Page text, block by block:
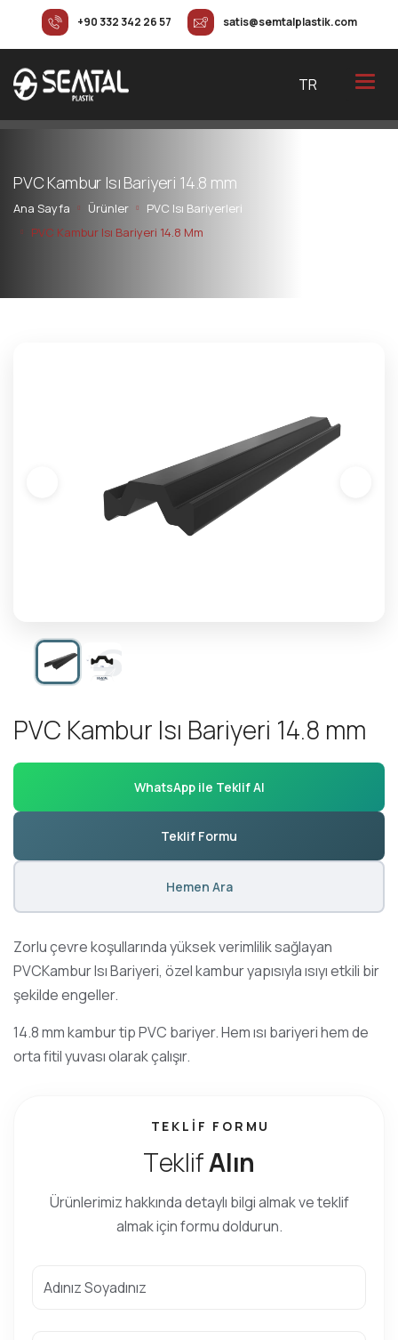
+90 332 342 26 57 satis@semtalplastik.com
TR
PVCKambur Isı Bariyeri 14.8 mm
Ana Sayfa Ürünler
PVC Isı Bariyerleri
PVC Kambur Isı Bariyeri 14.8 Mm
PVC Kambur Isı Bariyeri 14.8 mm
WhatsApp ile Teklif Al
Teklif Formu
Hemen Ara
Zorlu çevre koşullarında yüksek verimlilik sağlayan
PVCKambur Isı Bariyeri, özel kambur yapısıyla ısıyı etkili bir
şekilde engeller.
14.8 mm kambur tip PVC bariyer. Hem ısı bariyeri hem de
orta fitil yuvası olarak çalışır.
TEKLIF FORMU
TeklifAlın
Ürünlerimiz hakkında detaylı bilgi almak ve teklif
almak için formu doldurun.